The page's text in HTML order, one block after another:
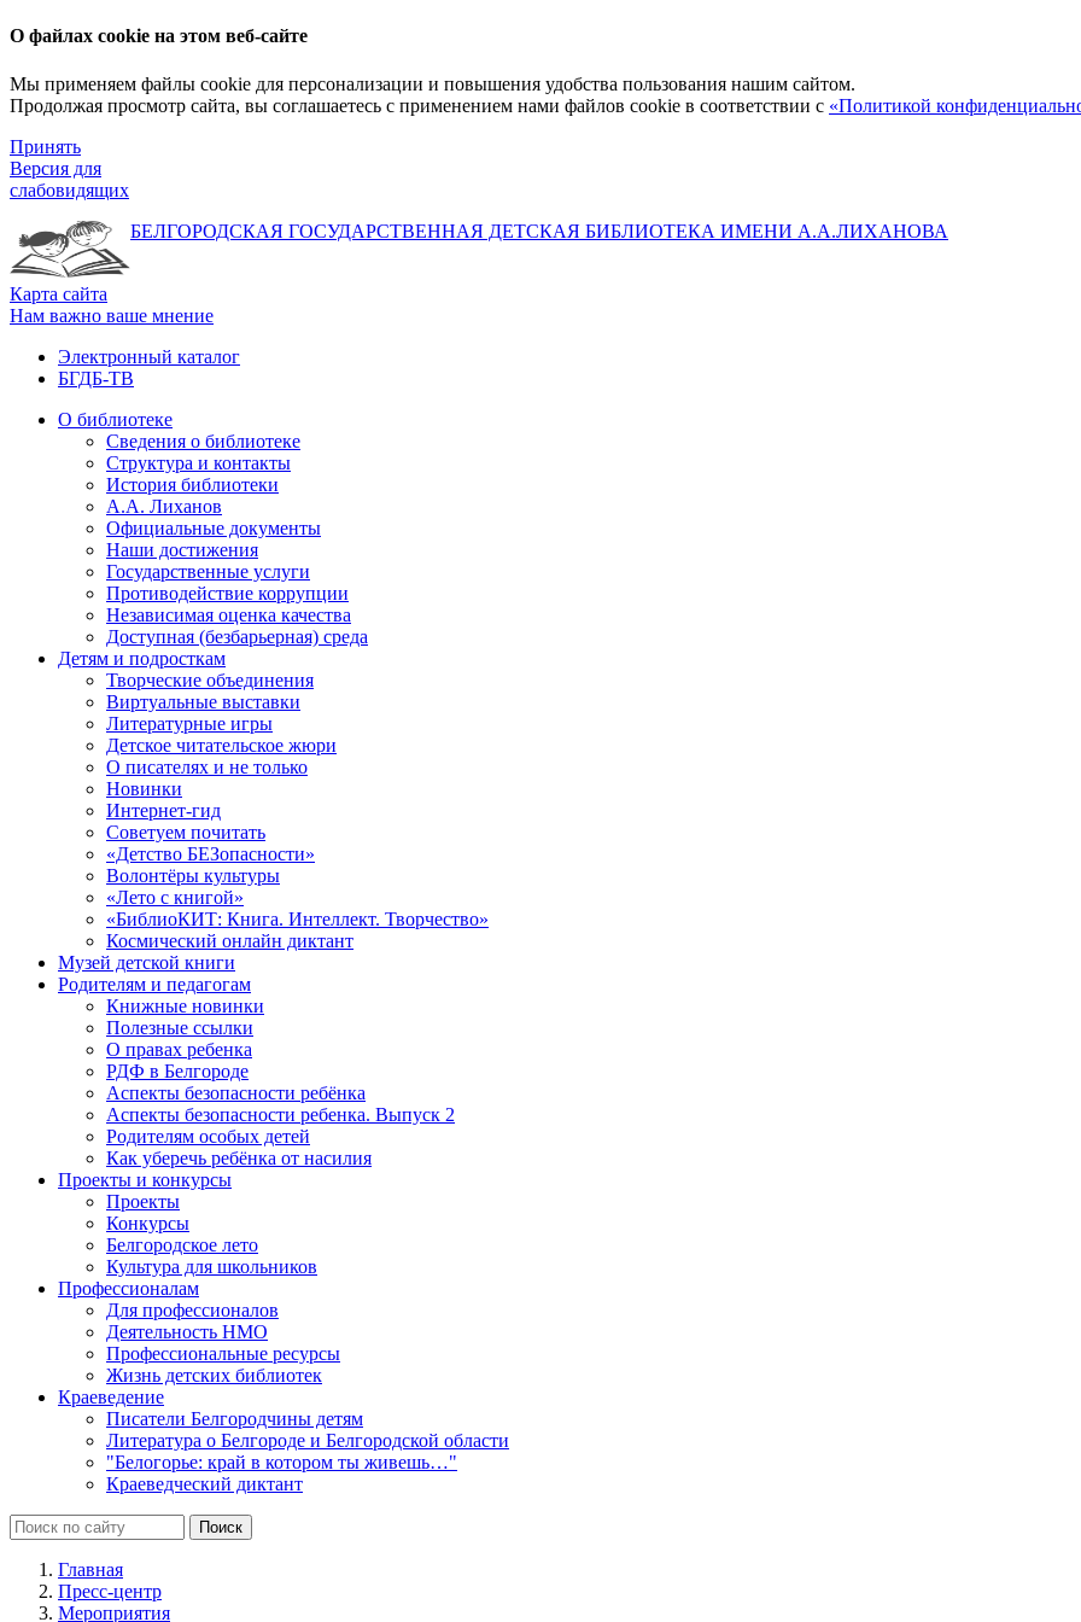
О файлах cookie на этом веб-сайте
Мы применяем файлы cookie для персонализации и повышения удобства пользования нашим сайтом.
Продолжая просмотр сайта, вы соглашаетесь с применением нами файлов cookie в соответствии с «Политикой
Принять
Версия для
слабовидящих
БЕЛГОРОДСКАЯ ГОСУДАРСТВЕННАЯ ДЕТСКАЯ БИБЛИОТЕКА ИМЕНИ А.А.ЛИХАНОВА
Карта сайта
Нам важно ваше мнение
Электронный каталог
БГДБ-ТВ
О библиотеке
Сведения о библиотеке
Структура и контакты
История библиотеки
А.А. Лиханов
Официальные документы
Наши достижения
Государственные услуги
Противодействие коррупции
Независимая оценка качества
Доступная (безбарьерная) среда
Детям и подросткам
Творческие объединения
Виртуальные выставки
Литературные игры
Детское читательское жюри
О писателях и не только
Новинки
Интернет-гид
Советуем почитать
«Детство БЕЗопасности»
Волонтёры культуры
«Лето с книгой»
«БиблиоКИТ: Книга. Интеллект. Творчество»
Космический онлайн диктант
Музей детской книги
Родителям и педагогам
Книжные новинки
Полезные ссылки
О правах ребенка
РДФ в Белгороде
Аспекты безопасности ребёнка
Аспекты безопасности ребенка. Выпуск 2
Родителям особых детей
Как уберечь ребёнка от насилия
Проекты и конкурсы
Проекты
Конкурсы
Белгородское лето
Культура для школьников
Профессионалам
Для профессионалов
Деятельность НМО
Профессиональные ресурсы
Жизнь детских библиотек
Краеведение
Писатели Белгородчины детям
Литература о Белгороде и Белгородской области
"Белогорье: край в котором ты живешь…"
Краеведческий диктант
Главная
Пресс-центр
Мероприятия